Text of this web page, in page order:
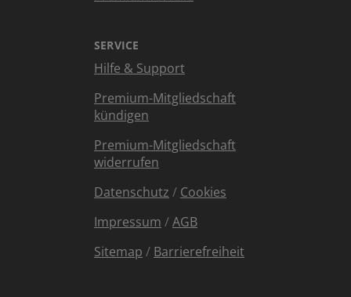
SERVICE
Hilfe & Support
Premium-Mitgliedschaft
kündigen
Premium-Mitgliedschaft
widerrufen
Datenschutz / Cookies
Impressum /AGB
Sitemap / Barrierefreiheit